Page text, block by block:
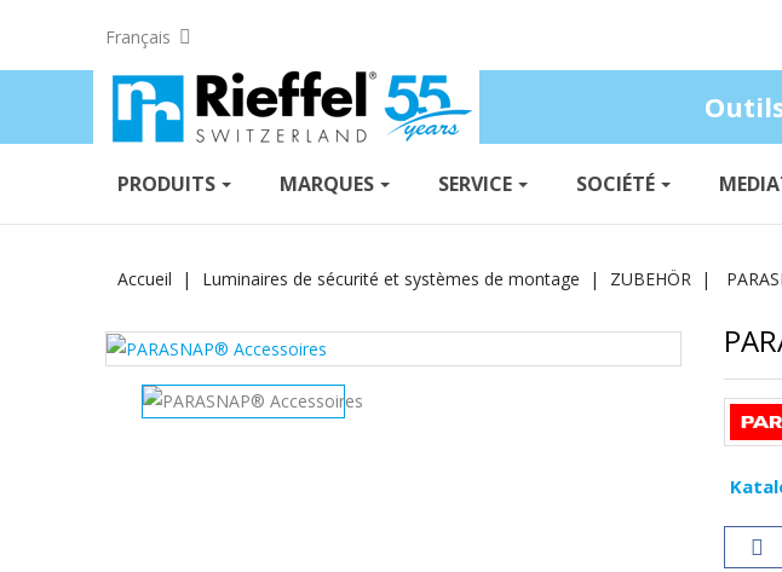
Français
PRODUITS MARQUES SERVICE SOCIÉTÉ
Accueil Luminaires de sécurité et systèmes de montage ZUBEHÖR